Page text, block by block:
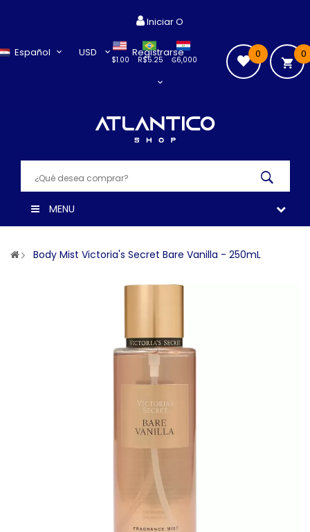
Español USD
$1.00 ₲6,000
R$5.25
Iniciar O
Registrarse 0
0
MENU
Body Mist Victoria's Secret Bare Vanilla - 250mL